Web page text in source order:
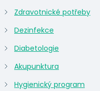
Zdravotnické potřeby
Dezinfekce
Diabetologie
Akupunktura
Hygienický program